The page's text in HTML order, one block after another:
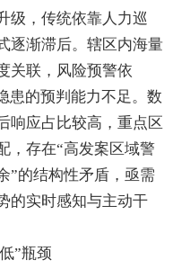
级，传统依靠人力巡
逐渐滞后。辖区内海量
关联，风险预警依
患的预判能力不足。数
响应占比较高，重点区
，存在“高发案区域警
”的结构性矛盾，亟需
的实时感知与主动干
”瓶颈